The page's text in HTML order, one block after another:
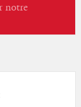
notre